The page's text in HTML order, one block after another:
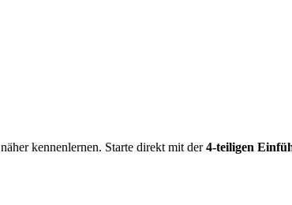
näher kennenlernen. Starte direkt mit der4-teiligen